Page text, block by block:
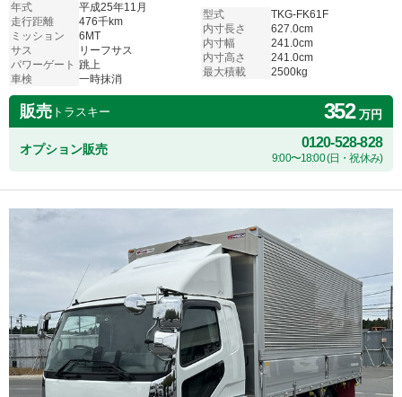
年式
平成25年11月
走行距離
476千km
ミッション
6MT
サス
リーフサス
パワーゲート 跳上
車検
一時抹消
型式
TKG-FK61F
内寸長さ
627.0cm
内寸幅
241.0cm
内寸高さ
241.0cm
最大積載
2500kg
販売 トラスキー 352万円
オプション販売 0120-528-828
9:00〜18:00 (日・祝休み)